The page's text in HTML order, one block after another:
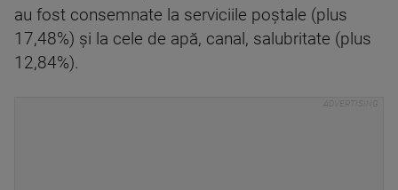
au fost consemnate la serviciile poştale (plus
17,48%) şi la cele de apă, canal, salubritate (plus
12,84%).